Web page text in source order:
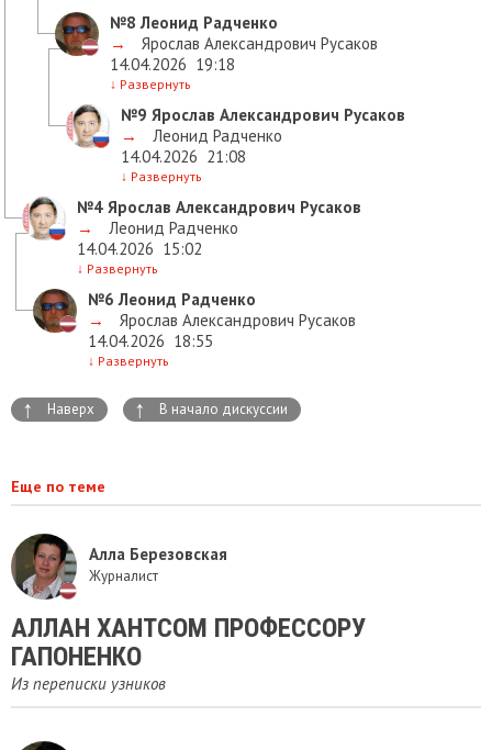
№8 Леонид Радченко
→
Ярослав Александрович Русаков
14.04.2026 19:18
↓ Развернуть
№9 Ярослав Александрович Русаков
→
Леонид Радченко
14.04.2026 21:08
↓ Развернуть
№4 Ярослав Александрович Русаков
→
Леонид Радченко
14.04.2026 15:02
↓ Развернуть
№6 Леонид Радченко
→
Ярослав Александрович Русаков
14.04.2026 18:55
↓ Развернуть
↑ Наверх ↑ В начало дискуссии
Еще по теме
Алла Березовская
Журналист
АЛЛАН ХАНТСОМ ПРОФЕССОРУ
ГАПОНЕНКО
Из переписки узников